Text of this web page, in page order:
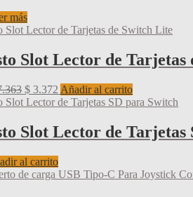
más
Slot Lector de Tarjetas
El
precio
era:
$ 7.363.
$ 3.372 El
precio
es:
$ 3.372.
Añadir al carrito
Slot Lector de Tarjetas
al carrito